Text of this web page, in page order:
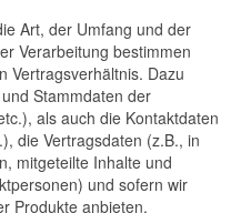
Art, der Umfang und der
Verarbeitung bestimmen
Vertragsverhältnis. Dazu
Stammdaten der
als auch die Kontaktdaten
die Vertragsdaten (z.B., in
mitgeteilte Inhalte und
und sofern wir
Produkte anbieten,